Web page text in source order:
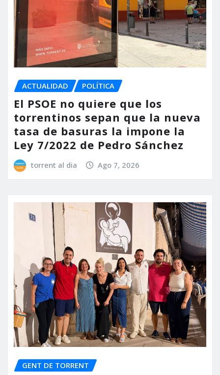
ACTUALIDAD POLÍTICA
El PSOE no quiere que los
torrentinos sepan que la nueva
tasa de basuras la impone la
Ley 7/2022 de Pedro Sánchez
torrent al dia Ago 7, 2026
GENT DE TORRENT